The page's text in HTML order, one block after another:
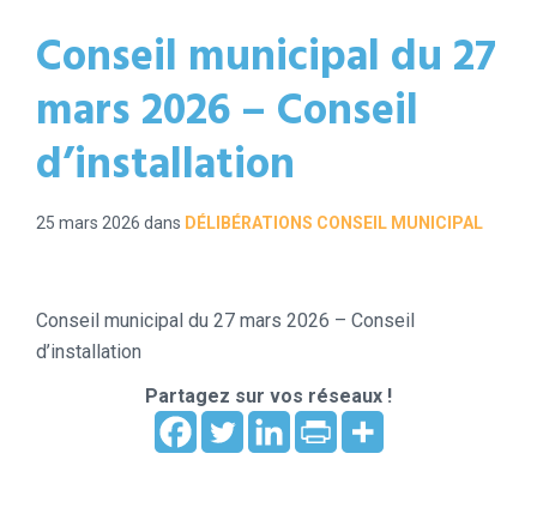
Conseil municipal du 27
mars 2026 – Conseil
d’installation
25 mars 2026 dans DÉLIBÉRATIONS CONSEIL MUNICIPAL
Conseil municipal du 27 mars 2026 – Conseil
d’installation
Partagez sur vos réseaux !